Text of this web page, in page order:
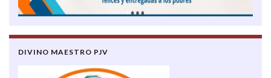
DIVINO MAESTRO PJV